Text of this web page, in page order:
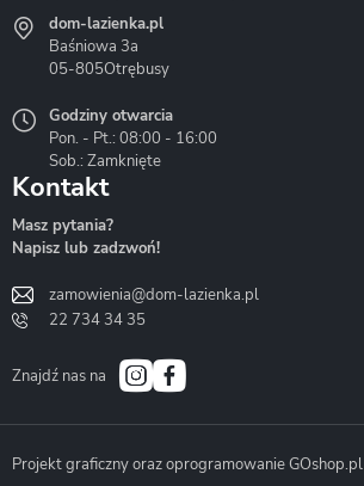
Hydrostop
Liveno
Bath&Spa
dom-lazienka.pl
Baśniowa 3a
05-805Otrębusy
Godziny otwarcia
Pon. - Pt.: 08:00 - 16:00
Sob.: Zamknięte
Kontakt
Masz pytania?
Napisz lub zadzwoń!
zamowienia@dom-lazienka.pl
22 734 34 35
Znajdź nas na
Projekt graficzny oraz oprogramowanie GOshop.pl